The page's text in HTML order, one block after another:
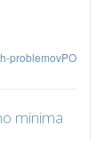
problemovPO
minima